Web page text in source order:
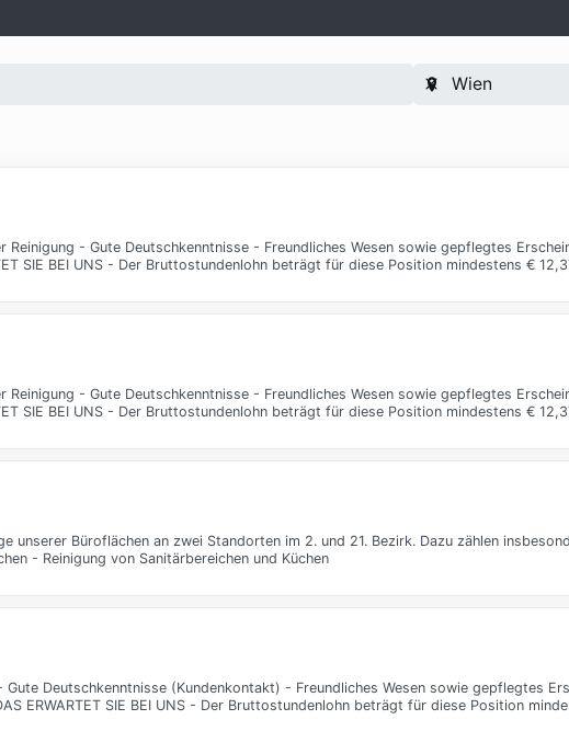
- Gute Deutschkenntnisse - Freundliches Wesen sowie gepflegtes
SIE BEI UNS - Der Bruttostundenlohn beträgt für diese Position mindestens €
- Gute Deutschkenntnisse - Freundliches Wesen sowie gepflegtes
SIE BEI UNS - Der Bruttostundenlohn beträgt für diese Position mindestens €
unserer Büroflächen an zwei Standorten im 2. und 21. Bezirk. Dazu zählen
- Reinigung von Sanitärbereichen und Küchen
Deutschkenntnisse (Kundenkontakt) - Freundliches Wesen sowie gepflegtes
ERWARTET SIE BEI UNS - Der Bruttostundenlohn beträgt für diese Position